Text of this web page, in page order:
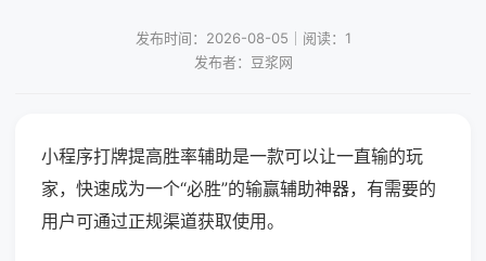
发布时间：2026-08-05｜阅读：1
发布者：豆浆网
小程序打牌提高胜率辅助是一款可以让一直输的玩
家，快速成为一个“必胜”的输赢辅助神器，有需要的
用户可通过正规渠道获取使用。